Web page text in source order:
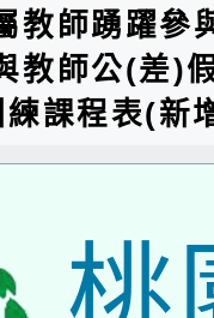
教師踴躍參
教師公(差)
課程表(新